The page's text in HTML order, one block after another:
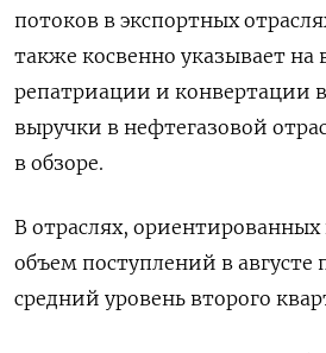
потоков в экспортных
также косвенно указывает на
репатриации и конвертации
выручки в нефтегазовой
в обзоре.
В отраслях,
объем поступлений в августе
средний уровень второго